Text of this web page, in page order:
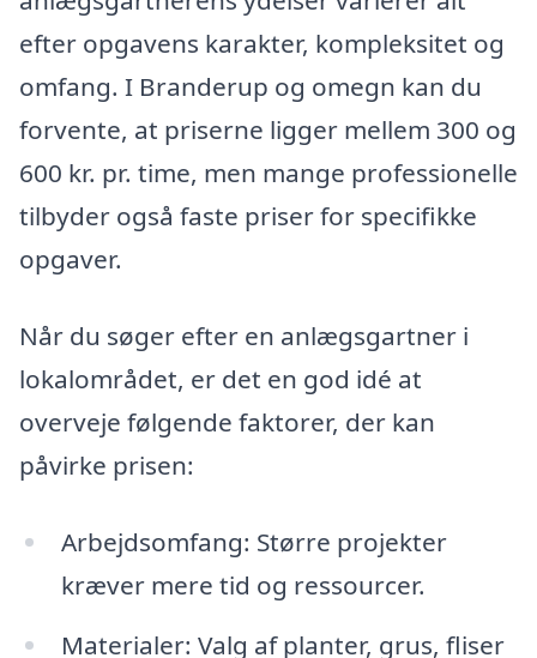
efter opgavens karakter, kompleksitet og
omfang. I Branderup og omegn kan du
forvente, at priserne ligger mellem 300 og
600 kr. pr. time, men mange professionelle
tilbyder også faste priser for specifikke
opgaver.
Når du søger efter en anlægsgartner i
lokalområdet, er det en god idé at
overveje følgende faktorer, der kan
påvirke prisen:
Arbejdsomfang: Større projekter
kræver mere tid og ressourcer.
Materialer: Valg af planter, grus, fliser